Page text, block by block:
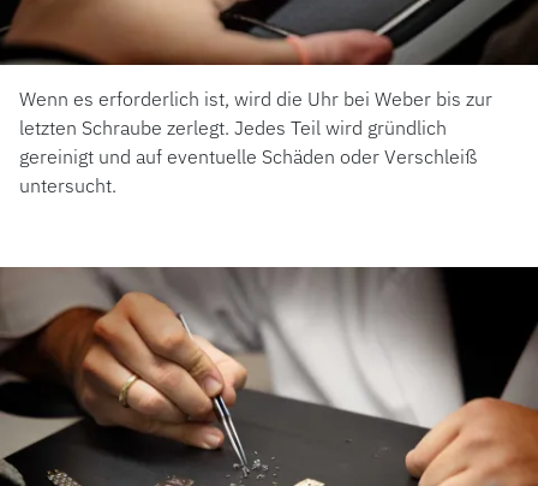
Wenn es erforderlich ist, wird die Uhr bei Weber bis zur
letzten Schraube zerlegt. Jedes Teil wird gründlich
gereinigt und auf eventuelle Schäden oder Verschleiß
untersucht.